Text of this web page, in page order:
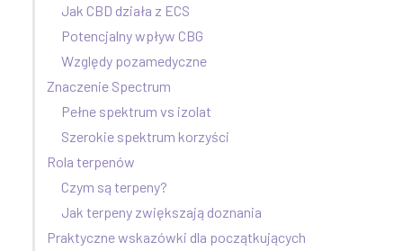
Jak CBD działa z ECS
Potencjalny wpływ CBG
Względy pozamedyczne
Znaczenie Spectrum
Pełne spektrum vs izolat
Szerokie spektrum korzyści
Rola terpenów
Czym są terpeny?
Jak terpeny zwiększają doznania
Praktyczne wskazówki dla początkujących